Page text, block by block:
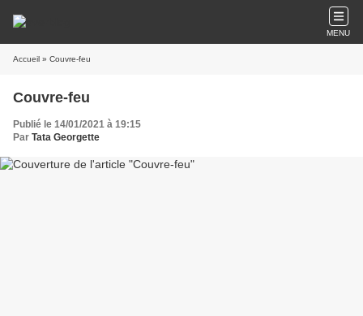
MENU
Accueil » Couvre-feu
Couvre-feu
Publié le 14/01/2021 à 19:15
Par Tata Georgette